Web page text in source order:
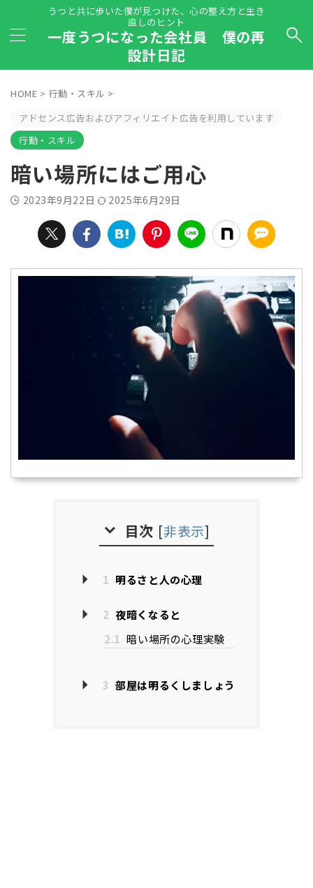
うつと共に歩いた僕が見つけた、心の整え方と生き
直しのヒント
一度うつになった会社員 僕の再
設計日記
HOME > 行動・スキル >
アドセンス広告およびアフィリエイト広告を利用しています
行動・スキル
暗い場所にはご用心
2023年9月22日 2025年6月29日
目次 [非表示]
1 明るさと人の心理
2 夜暗くなると
2.1 暗い場所の心理実験
3 部屋は明るくしましょう